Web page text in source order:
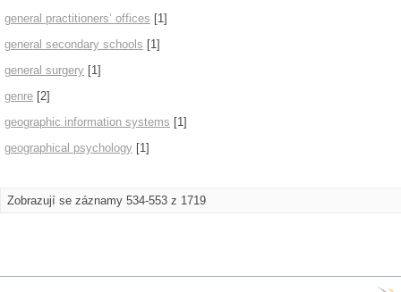
general practitioners’ offices [1]
general secondary schools [1]
general surgery [1]
genre [2]
geographic information systems [1]
geographical psychology [1]
Zobrazují se záznamy 534-553 z 1719